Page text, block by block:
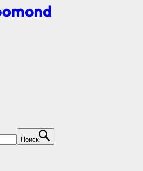
Поиск